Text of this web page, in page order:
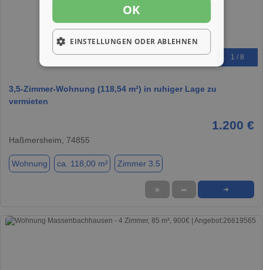
1 / 8
3,5-Zimmer-Wohnung (118,54 m²) in ruhiger Lage zu
vermieten
1.200 €
Haßmersheim, 74855
Wohnung ca. 118,00 m² Zimmer 3.5
★ ➦ ➜
OK
EINSTELLUNGEN ODER ABLEHNEN